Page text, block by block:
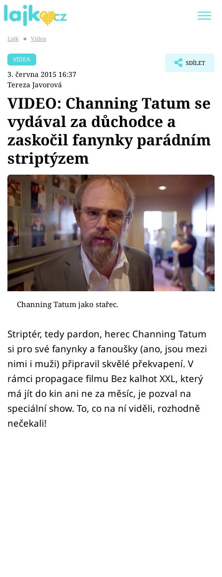
SHOPAHOLICADEL
Témata
Showbyznys
Youtubeři
Virály
Sex a vztahy
Videa
Sledujte prima+
Přihlášení
Sledujte nás
Lajk ■ Videa
VIDEA
3. června 2015 16:37
Tereza Javorová
SDÍLET
VIDEO: Channing Tatum se
vydával za důchodce a
zaskočil fanynky parádním
striptýzem
Channing Tatum jako stařec.
Striptér, tedy pardon, herec Channing Tatum
si pro své fanynky a fanoušky (ano, jsou mezi
nimi i muži) připravil skvělé překvapení. V
rámci propagace filmu Bez kalhot XXL, který
má jít do kin ani ne za měsíc, je pozval na
speciální show. To, co na ní viděli, rozhodně
nečekali!